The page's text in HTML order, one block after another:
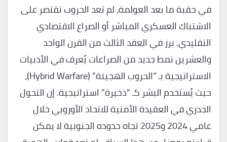
في حقبة ما بعد العولمة، لم تعد الحروب تقتصر على
الاشتباك العسكري المباشر أو الصراع الاقتصادي
التقليدي. برز في العقد الثالث من القرن الواحد
والعشرين نمط جديد من الصراعات يُعرف في الأدبيات
الاستراتيجية بـ “الحروب الهجينة” (Hybrid Warfare)،
حيث يُستخدم البشر كـ “ذخيرة” استراتيجية. إن التحول
الجذري في العقيدة الأمنية للاتحاد الأوروبي خلال
عامي 2024 و2025 تجاه حدوده الجنوبية لا يمكن